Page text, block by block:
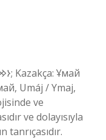
Umáj / Ymaj,
ve
ve dolayısıyla
tanrıçasıdır.